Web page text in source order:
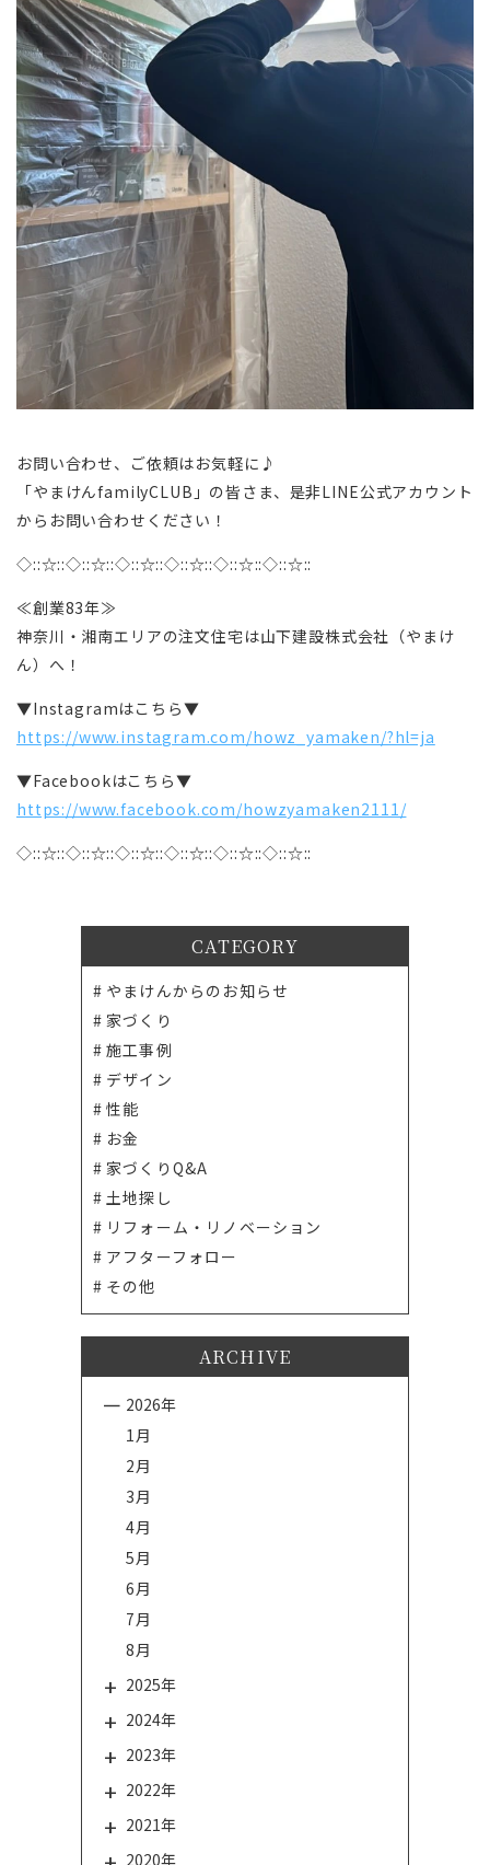
お問い合わせ、ご依頼はお気軽に♪
「やまけんfamilyCLUB」の皆さま、是非LINE公式アカウント
からお問い合わせください！
◇::☆::◇::☆::◇::☆::◇::☆::◇::☆::◇::☆::
≪創業83年≫
神奈川・湘南エリアの注文住宅は山下建設株式会社（やまけ
ん）へ！
▼Instagramはこちら▼
https://www.instagram.com/howz_yamaken/?hl=ja
▼Facebookはこちら▼
https://www.facebook.com/howzyamaken2111/
◇::☆::◇::☆::◇::☆::◇::☆::◇::☆::◇::☆::
CATEGORY
やまけんからのお知らせ
家づくり
施工事例
デザイン
性能
お金
家づくりQ&A
土地探し
リフォーム・リノベーション
アフターフォロー
その他
ARCHIVE
2026年
1月
2月
3月
4月
5月
6月
7月
8月
2025年
2024年
2023年
2022年
2021年
2020年